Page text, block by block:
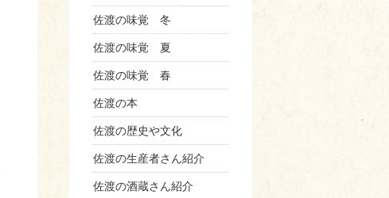
佐渡の味覚 冬
佐渡の味覚 夏
佐渡の味覚 春
佐渡の本
佐渡の歴史や文化
佐渡の生産者さん紹介
佐渡の酒蔵さん紹介